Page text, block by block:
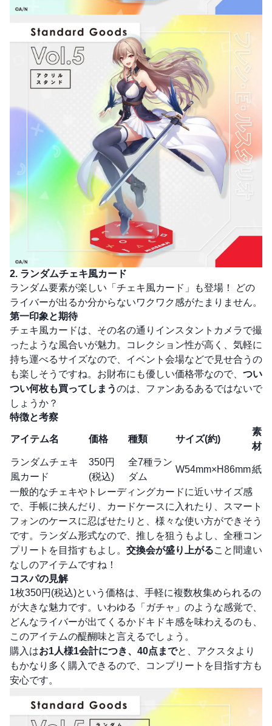
2. ランダムチェキ風カード
ランダム要素が楽しい「チェキ風カード」も登場！ どの
ライバーが出るか分からないワクワク感がたまりません。
第一印象と期待
チェキ風カードは、その名の通りインスタントカメラで撮
ったような風合いが魅力。コレクション性が高く、気軽に
持ち運べるサイズなので、イベント会場などで見せ合うの
も楽しそうですね。お財布にも優しい価格帯なので、 つい
つい何枚も買ってしまうのは、ファンあるあるではないで
しょうか？
特徴と考察
アイテム名 価格 種類 サイズ(約)
素
材
ランダムチェキ
風カード
350円
(税込)
全7種ラン
ダム
W54mm×H86mm紙
一般的なチェキやトレーディングカードに近いサイズ感
で、手帳に挟んだり、カードケースに入れたり、スマート
フォンのケースに忍ばせたりと、様々な使い方ができそう
です。ランダム形式なので、推しを狙うもよし、全種コン
プリートを目指すもよし。 交換会が盛り上がること間違い
なしのアイテムですね！
コスパの見解
1枚350円(税込)という価格は、手軽に複数枚集められるの
が大きな魅力です。いわゆる「ガチャ」のような感覚で、
どんなライバーが出てくるかドキドキ感を味わえるのも、
このアイテムの醍醐味と言えるでしょう。
購入はお1人様1会計につき、40点までと、アクスタより
もかなり多く購入できるので、コンプリートを目指す方も
安心です。